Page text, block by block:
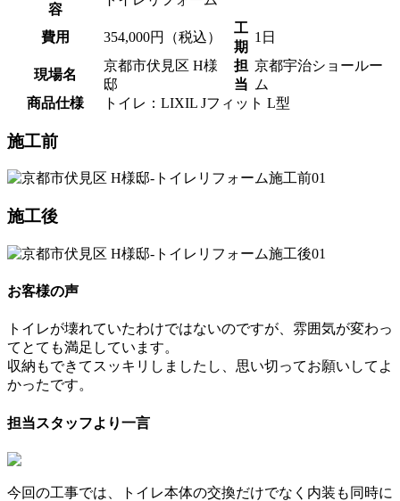
容
費用 354,000円（税込）
工
期
1日
現場名
京都市伏見区 H様
邸
担
当
京都宇治ショールー
ム
商品仕様
トイレ：LIXIL Jフィット L型
施工前
施工後
お客様の声
トイレが壊れていたわけではないのですが、雰囲気が変わっ
てとても満足しています。
収納もできてスッキリしましたし、思い切ってお願いしてよ
かったです。
担当スタッフより一言
今回の工事では、トイレ本体の交換だけでなく内装も同時に